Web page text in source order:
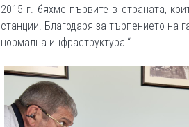
2015 г. бяхме първите в страната,
станции. Благодаря за търпението на
нормална инфраструктура.“